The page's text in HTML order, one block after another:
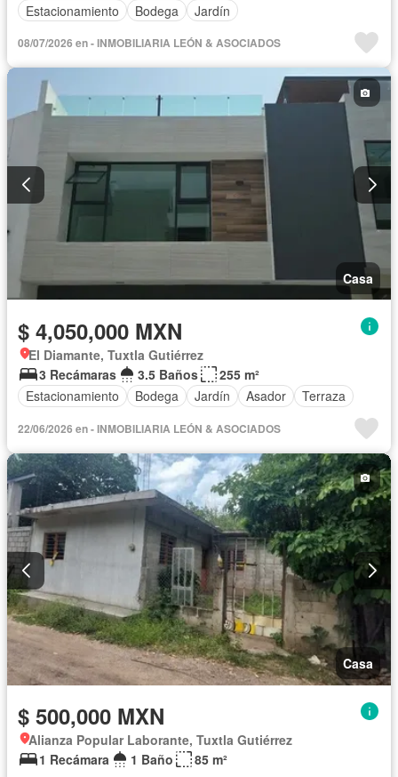
Estacionamiento
Bodega Jardín
08/07/2026 en - INMOBILIARIA LEÓN & ASOCIADOS
Casa
$ 4,050,000 MXN
El Diamante, Tuxtla Gutiérrez
3 Recámaras
3.5 Baños
255 m²
Estacionamiento
Bodega Jardín Asador Terraza
22/06/2026 en - INMOBILIARIA LEÓN & ASOCIADOS
Casa
$ 500,000 MXN
Alianza Popular Laborante, Tuxtla Gutiérrez
1 Recámara
1 Baño 85 m²